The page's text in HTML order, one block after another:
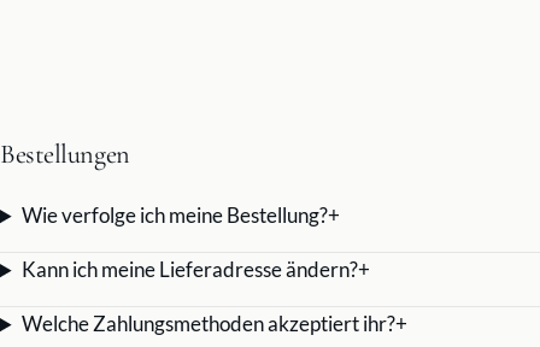
Bestellungen
Wie verfolge ich meine Bestellung?+
Kann ich meine Lieferadresse ändern?+
Welche Zahlungsmethoden akzeptiert ihr?+